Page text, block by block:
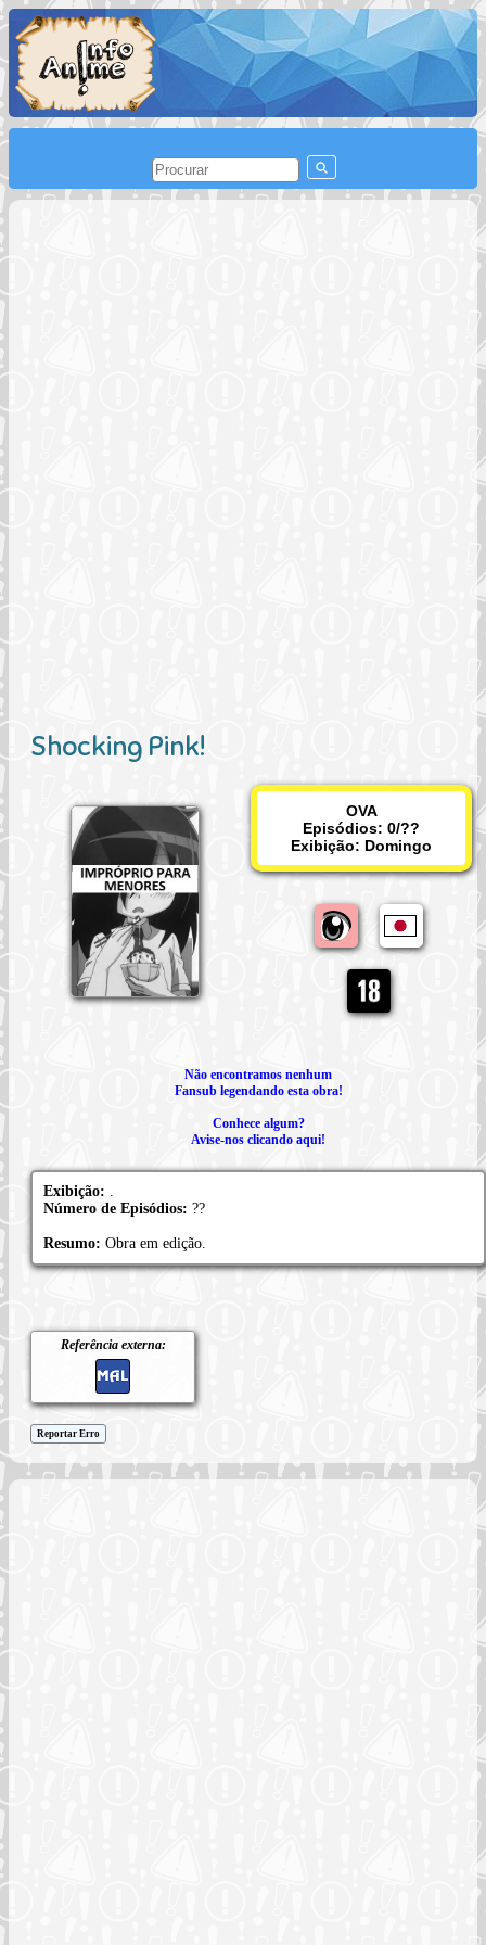
Shocking Pink!
OVA
Episódios: 0/??
Exibição: Domingo
Não encontramos nenhum
Fansub legendando esta obra!
Conhece algum?
Avise-nos clicando aqui!
Exibição:
Número de Episódios: ??
Resumo: Obra em edição.
Referência externa:
Reportar Erro